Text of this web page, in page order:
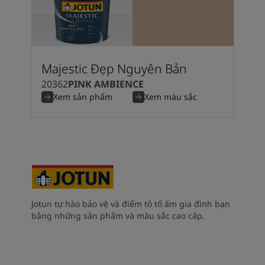
Majestic Đẹp Nguyên Bản
20362PINK AMBIENCE
Xem sản phẩm Xem màu sắc
Jotun tự hào bảo vệ và điểm tô tổ ấm gia đình bạn
bằng những sản phẩm và màu sắc cao cấp.